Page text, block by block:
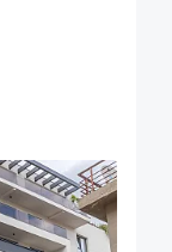
COMISION 50%